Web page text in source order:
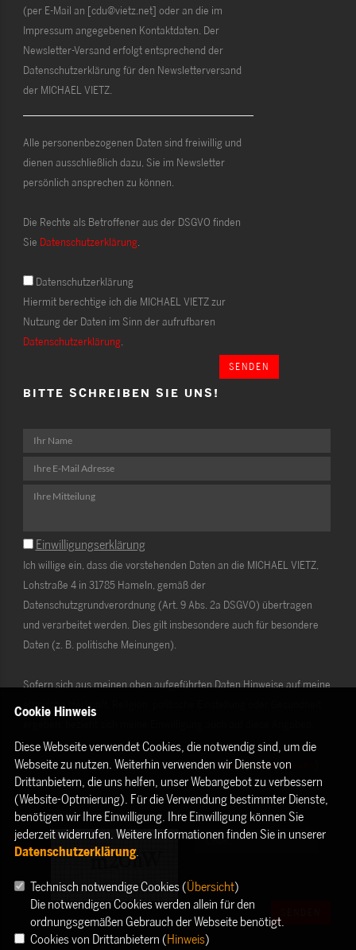
(per E-Mail an [cdu@vietz.net] oder an die im
Impressum angegebenen Kontaktdaten. Der
Newsletter-Versand erfolgt entsprechend der
Datenschutzerklärung für den Newsletterversand
der MICHAEL VIETZ.
Alle personenbezogenen Daten sind freiwillig und
dienen ausschließlich dazu, Sie im Newsletter
persönlich ansprechen zu können.
Die Rechte als Betroffener aus der DSGVO finden
Sie Datenschutzerklärung.
Datenschutzerklärung
Hiermit berechtige ich die MICHAEL VIETZ zur
Nutzung der Daten im Sinn der aufrufbaren
Datenschutzerklärung.
SENDEN
BITTE SCHREIBEN SIE UNS!
Einwilligungserklärung
Ich willige ein, dass die vorstehenden Daten an die MICHAEL VIETZ,
Lohstraße 4 in 31785 Hameln, gemäß der
Datenschutzgrundverordnung (Art. 9 Abs. 2a DSGVO) übertragen
und verarbeitet werden. Dies gilt insbesondere auch für besondere
Daten (z. B. politische Meinungen).
Sofern sich aus meinen oben aufgeführten Daten Hinweise auf meine
ethnische Herkunft, Religion, politische Einstellung oder Gesundheit
Die Rechte als Betroffener aus der DSGVO ( Datenschutzerklärung
habe ich gelesen und verstanden.
Cookie Hinweis
Diese Webseite verwendet Cookies, die notwendig sind, um die
Webseite zu nutzen. Weiterhin verwenden wir Dienste von
Drittanbietern, die uns helfen, unser Webangebot zu verbessern
(Website-Optmierung). Für die Verwendung bestimmter Dienste,
benötigen wir Ihre Einwilligung. Ihre Einwilligung können Sie
jederzeit widerrufen. Weitere Informationen finden Sie in unserer
Datenschutzerklärung.
Technisch notwendige Cookies (Übersicht)
Die notwendigen Cookies werden allein für den
ordnungsgemäßen Gebrauch der Webseite benötigt.
Cookies von Drittanbietern (Hinweis)